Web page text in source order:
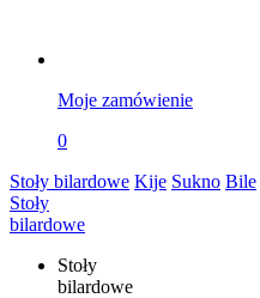
Moje zamówienie
0
Stoły bilardowe Kije Sukno Bile
Stoły
bilardowe
Stoły
bilardowe